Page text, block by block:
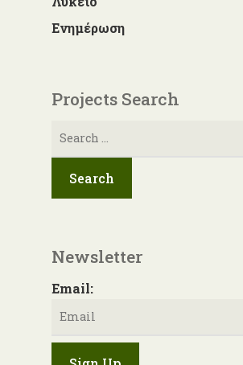
Ενημέρωση
Projects Search
Αναζήτηση
Newsletter
Email: